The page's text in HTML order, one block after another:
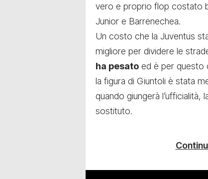
vero e proprio flop costato
Junior e Barrenechea.
Un costo che la Juventus
migliore per dividere le
ha pesato ed è per questo
la figura di Giuntoli è stata
quando giungerà
sostituto.